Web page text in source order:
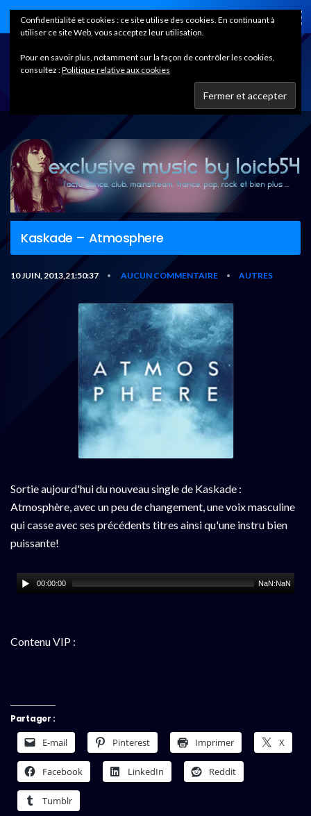
Home
Kaskade – Atmosphere
10 JUIN, 2013,21:50:37 • AUCUN COMMENTAIRE • AUTRES
Sortie aujourd'hui du nouveau single de Kaskade :
Atmosphère, avec un peu de changement, une voix masculine
qui casse avec ses précédents titres ainsi qu'une instru bien
puissante!
00:00:00 NaN:NaN
Contenu VIP :
Partager :
E-mail Pinterest Imprimer X
Facebook LinkedIn Reddit
Tumblr
Confidentialité et cookies : ce site utilise des cookies. En continuant à
utiliser ce site Web, vous acceptez leur utilisation.
Pour en savoir plus, notamment sur la façon de contrôler les cookies,
consultez :Politique relative aux cookies